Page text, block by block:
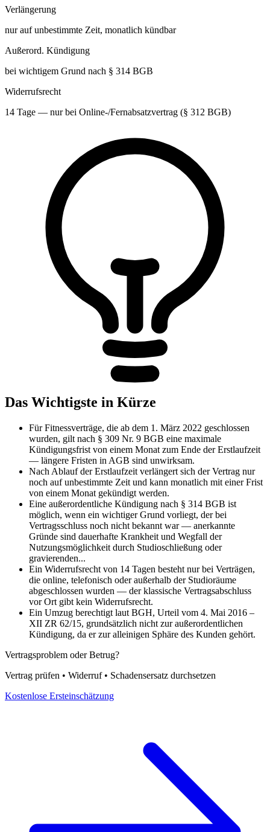
Verlängerung
nur auf unbestimmte Zeit, monatlich kündbar
Außerord. Kündigung
bei wichtigem Grund nach § 314 BGB
Widerrufsrecht
14 Tage — nur bei Online-/Fernabsatzvertrag (§ 312 BGB)
Das Wichtigste in Kürze
Für Fitnessverträge, die ab dem 1. März 2022 geschlossen
wurden, gilt nach § 309 Nr. 9 BGB eine maximale
Kündigungsfrist von einem Monat zum Ende der Erstlaufzeit
— längere Fristen in AGB sind unwirksam.
Nach Ablauf der Erstlaufzeit verlängert sich der Vertrag nur
noch auf unbestimmte Zeit und kann monatlich mit einer Frist
von einem Monat gekündigt werden.
Eine außerordentliche Kündigung nach § 314 BGB ist
möglich, wenn ein wichtiger Grund vorliegt, der bei
Vertragsschluss noch nicht bekannt war — anerkannte
Gründe sind dauerhafte Krankheit und Wegfall der
Nutzungsmöglichkeit durch Studioschließung oder
gravierenden...
Ein Widerrufsrecht von 14 Tagen besteht nur bei Verträgen,
die online, telefonisch oder außerhalb der Studioräume
abgeschlossen wurden — der klassische Vertragsabschluss
vor Ort gibt kein Widerrufsrecht.
Ein Umzug berechtigt laut BGH, Urteil vom 4. Mai 2016 –
XII ZR 62/15, grundsätzlich nicht zur außerordentlichen
Kündigung, da er zur alleinigen Sphäre des Kunden gehört.
Vertragsproblem oder Betrug?
Vertrag prüfen • Widerruf • Schadensersatz durchsetzen
Kostenlose Ersteinschätzung